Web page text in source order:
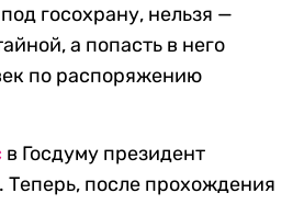
госохрану, нельзя —
а попасть в него
по распоряжению
в Госдуму президент
Теперь, после прохождения